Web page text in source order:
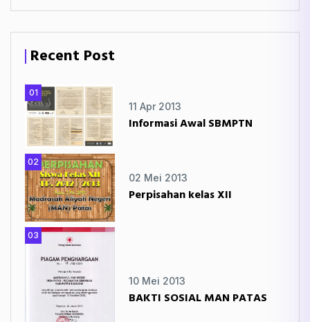
Recent Post
01
11 Apr 2013
Informasi Awal SBMPTN
02
02 Mei 2013
Perpisahan kelas XII
03
10 Mei 2013
BAKTI SOSIAL MAN PATAS